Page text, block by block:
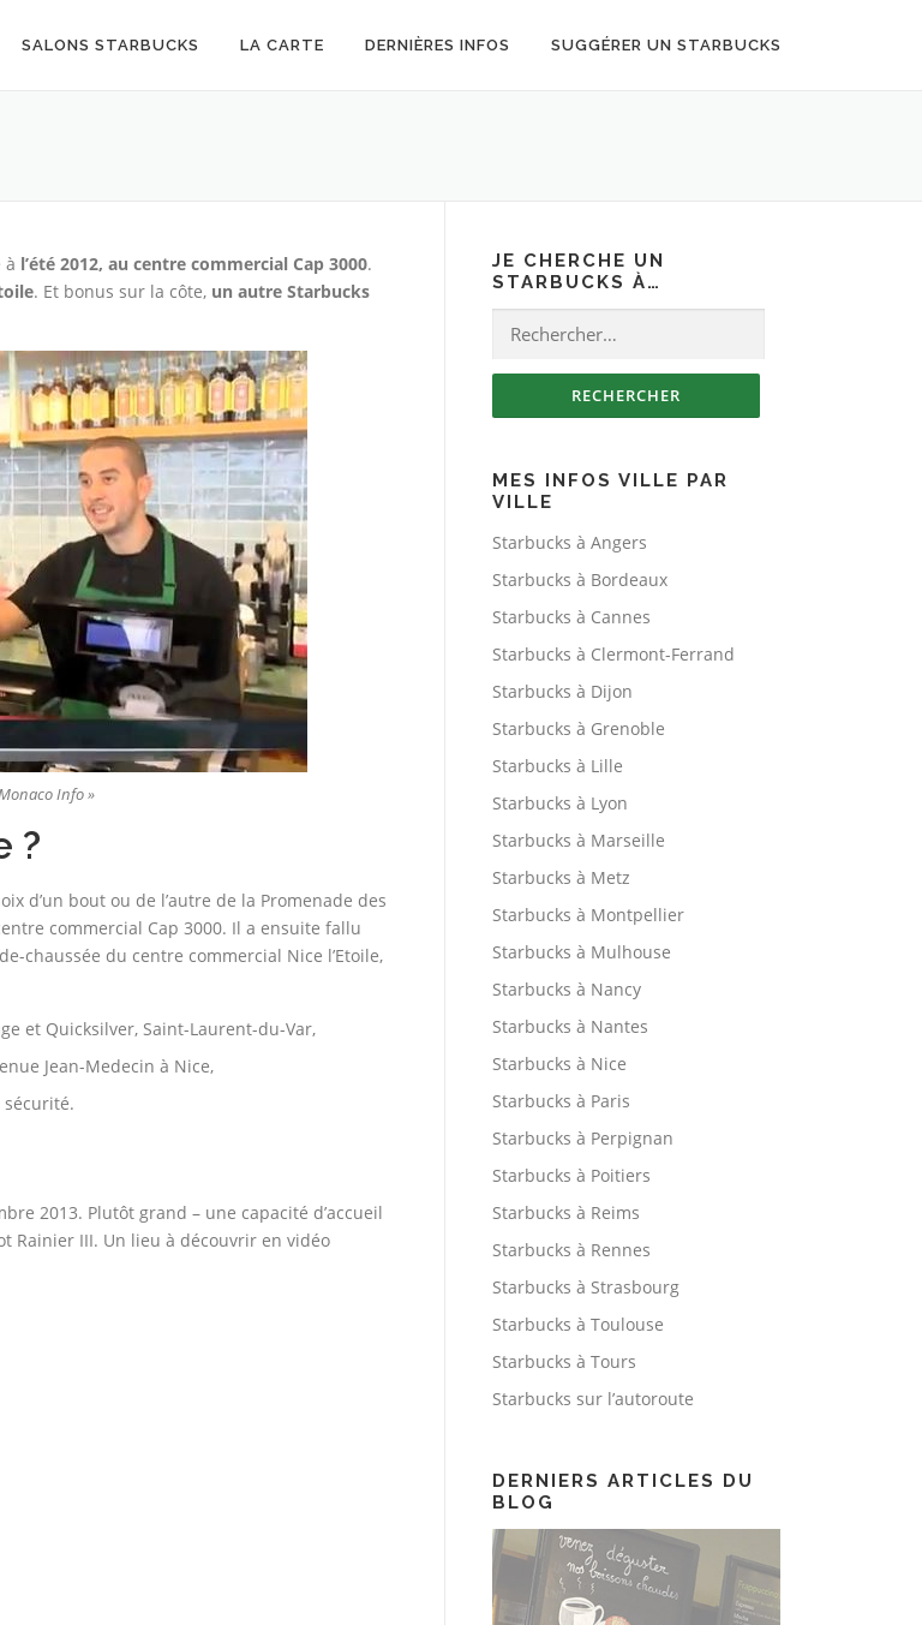
SALONS STARBUCKS LA CARTE DERNIÈRES INFOS SUGGÉRER UN STARBUCKS
à l’été 2012, au centre commercial Cap 3000.
. Et bonus sur la côte, un autre Starbucks
Info »
?
d’un bout ou de l’autre de la Promenade des
commercial Cap 3000. Il a ensuite fallu
chaussée du centre commercial Nice l’Etoile,
et Quicksilver, Saint-Laurent-du-Var,
Jean-Medecin à Nice,
sécurité.
2013. Plutôt grand – une capacité d’accueil
Rainier III. Un lieu à découvrir en vidéo
JE CHERCHE UN
STARBUCKS À…
Rechercher :
MES INFOS VILLE PAR
VILLE
Starbucks à Angers
Starbucks à Bordeaux
Starbucks à Cannes
Starbucks à Clermont-Ferrand
Starbucks à Dijon
Starbucks à Grenoble
Starbucks à Lille
Starbucks à Lyon
Starbucks à Marseille
Starbucks à Metz
Starbucks à Montpellier
Starbucks à Mulhouse
Starbucks à Nancy
Starbucks à Nantes
Starbucks à Nice
Starbucks à Paris
Starbucks à Perpignan
Starbucks à Poitiers
Starbucks à Reims
Starbucks à Rennes
Starbucks à Strasbourg
Starbucks à Toulouse
Starbucks à Tours
Starbucks sur l’autoroute
DERNIERS ARTICLES DU
BLOG